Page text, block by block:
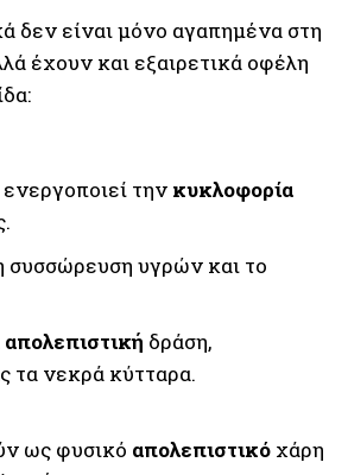
δεν είναι μόνο αγαπημένα στη
έχουν και εξαιρετικά οφέλη
ενεργοποιεί την κυκλοφορία
συσσώρευση υγρών και το
απολεπιστική δράση,
τα νεκρά κύτταρα.
ως φυσικό απολεπιστικό χάρη